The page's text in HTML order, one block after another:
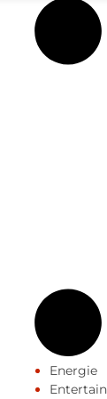
Energie